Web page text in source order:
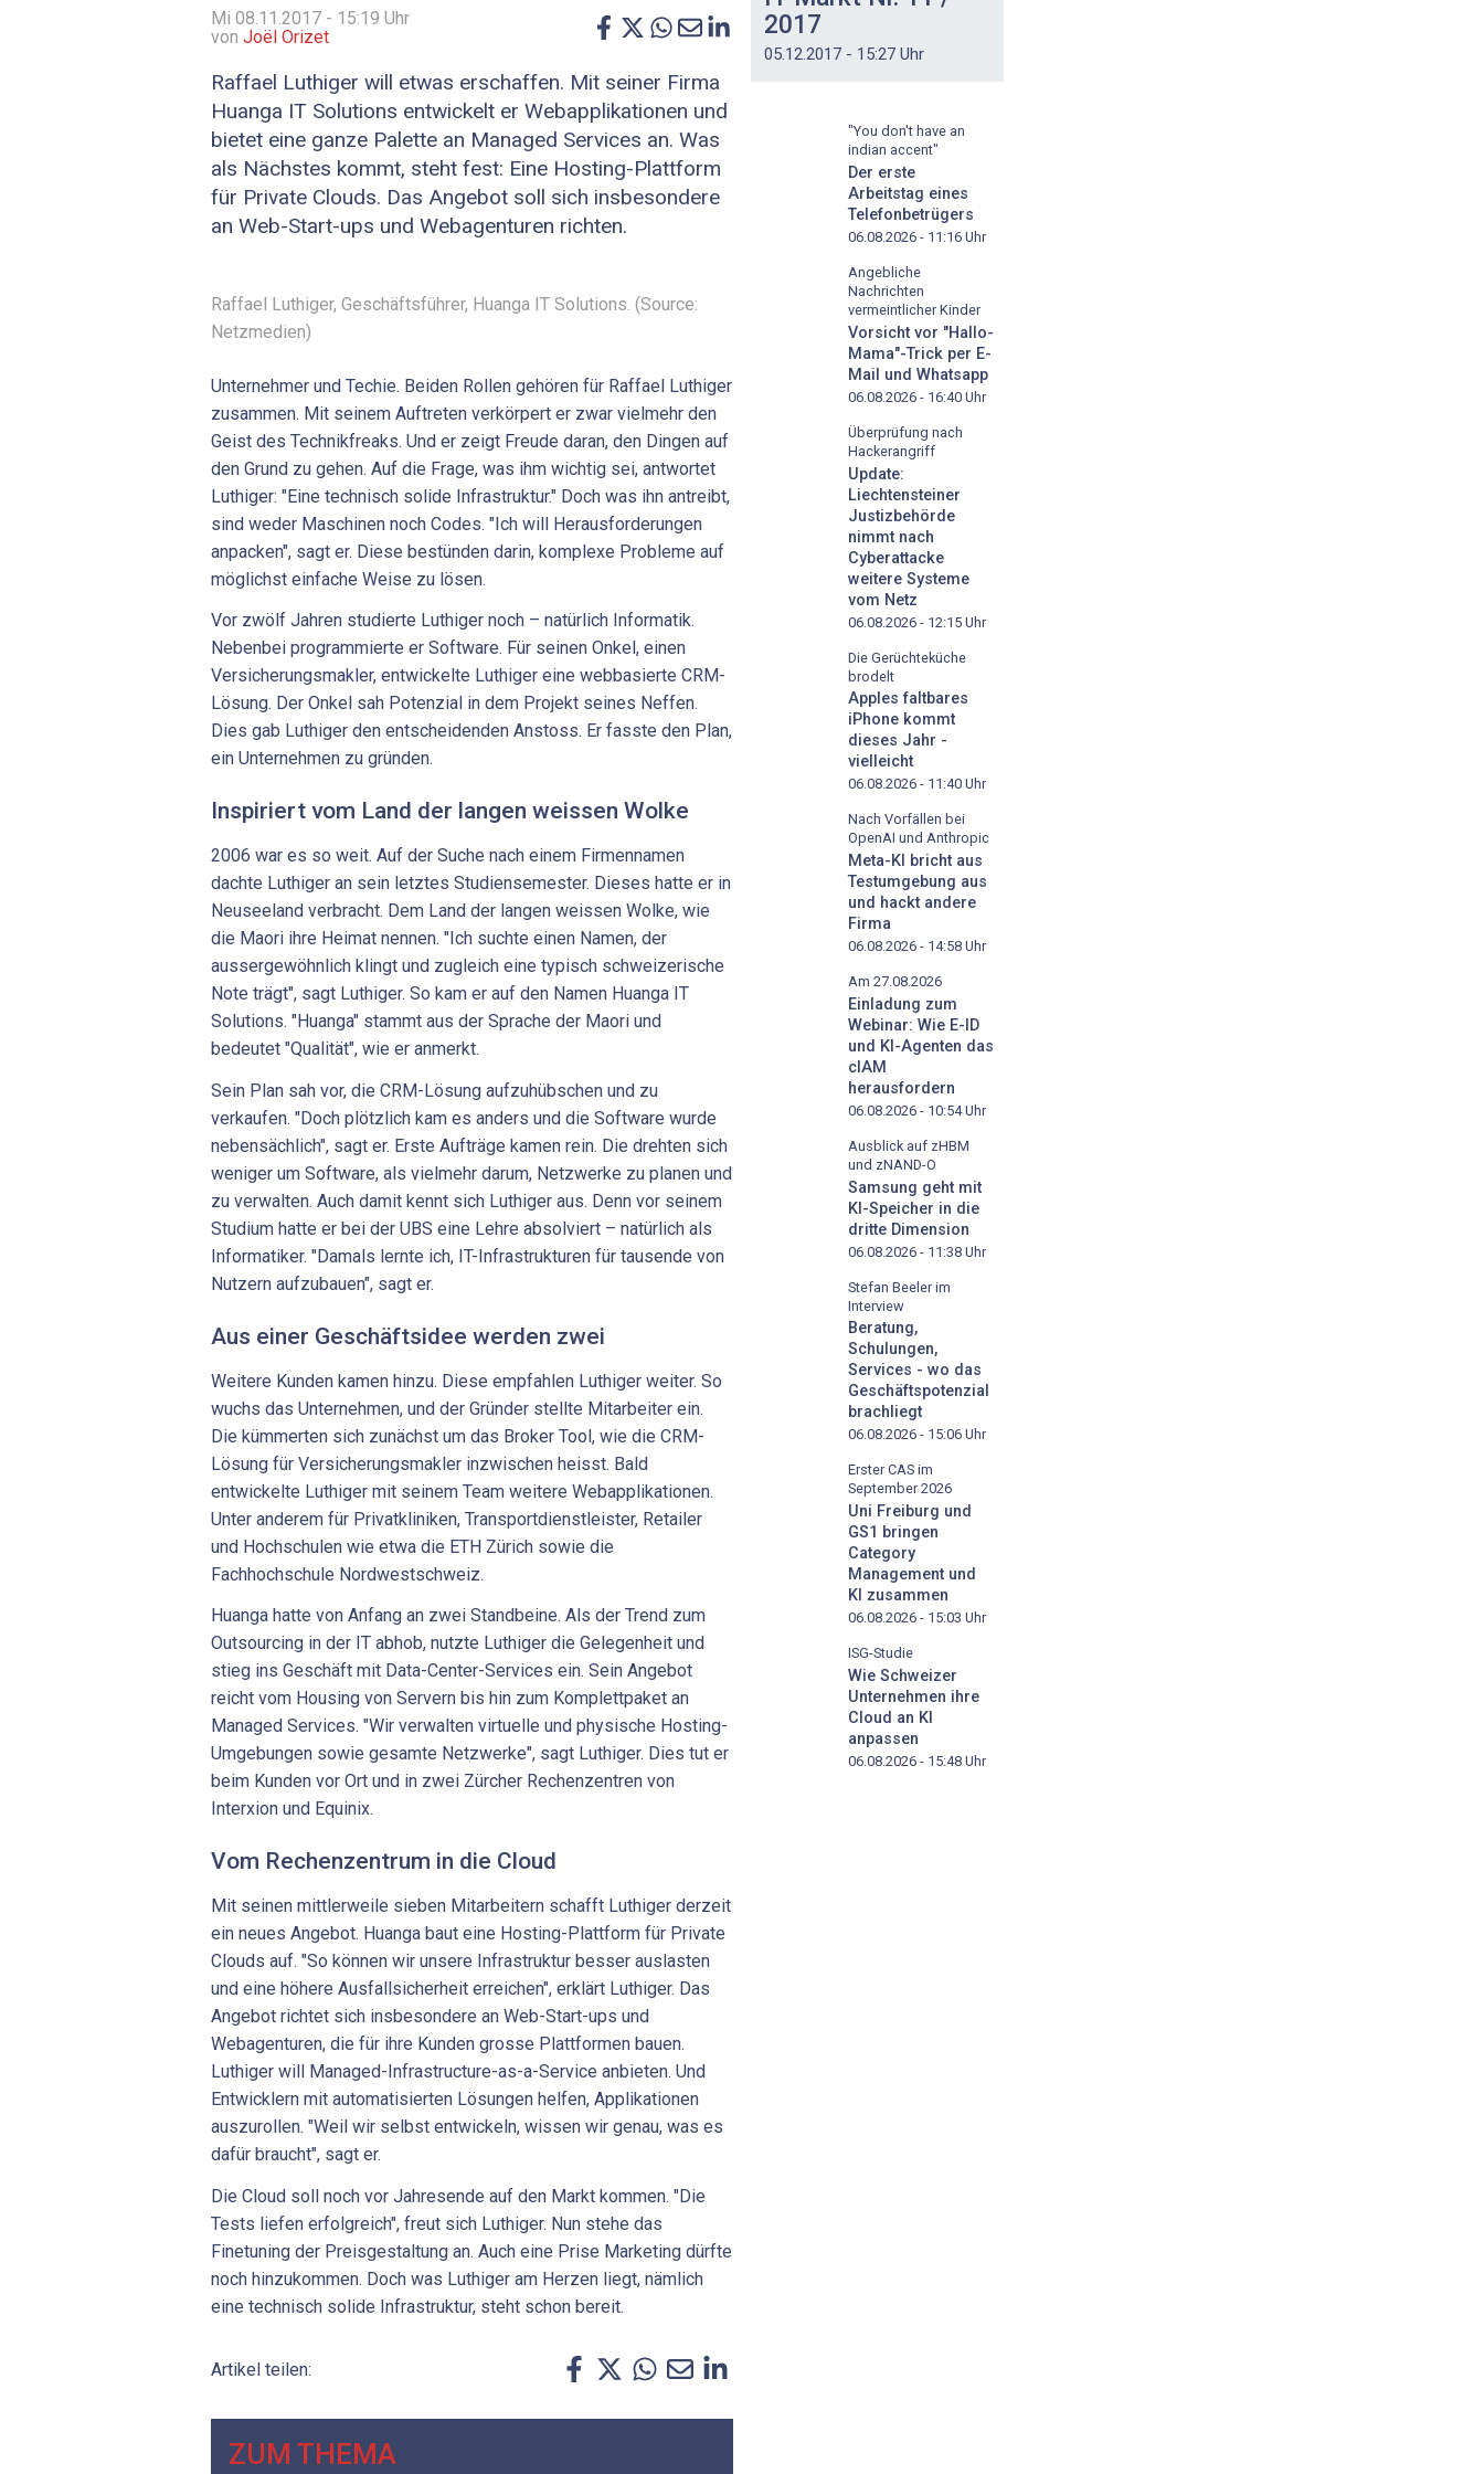
Mi 08.11.2017 - 15:19 Uhr
von Joël Orizet
Raffael Luthiger will etwas erschaffen. Mit seiner Firma
Huanga IT Solutions entwickelt er Webapplikationen und
bietet eine ganze Palette an Managed Services an. Was
als Nächstes kommt, steht fest: Eine Hosting-Plattform
für Private Clouds. Das Angebot soll sich insbesondere
an Web-Start-ups und Webagenturen richten.
Raffael Luthiger, Geschäftsführer, Huanga IT Solutions. (Source:
Netzmedien)
Unternehmer und Techie. Beiden Rollen gehören für Raffael Luthiger
zusammen. Mit seinem Auftreten verkörpert er zwar vielmehr den
Geist des Technikfreaks. Und er zeigt Freude daran, den Dingen auf
den Grund zu gehen. Auf die Frage, was ihm wichtig sei, antwortet
Luthiger: "Eine technisch solide Infrastruktur." Doch was ihn antreibt,
sind weder Maschinen noch Codes. "Ich will He­rausforderungen
anpacken", sagt er. Diese bestünden da­rin, komplexe Probleme auf
möglichst einfache Weise zu lösen.
Vor zwölf Jahren studierte Luthiger noch – natürlich Informatik.
Nebenbei programmierte er Software. Für seinen Onkel, einen
Versicherungsmakler, entwickelte Luthiger eine webbasierte CRM-
Lösung. Der Onkel sah Potenzial in dem Projekt seines Neffen.
Dies gab Luthiger den entscheidenden Anstoss. Er fasste den Plan,
ein Unternehmen zu gründen.
Inspiriert vom Land der langen weissen Wolke
2006 war es so weit. Auf der Suche nach einem Firmennamen
dachte Luthiger an sein letztes Studiensemester. Dieses hatte er in
Neuseeland verbracht. Dem Land der langen weissen Wolke, wie
die Maori ihre Heimat nennen. "Ich suchte einen Namen, der
aussergewöhnlich klingt und zugleich eine typisch schweizerische
Note trägt", sagt Luthiger. So kam er auf den Namen Huanga IT
Solutions. "Huanga" stammt aus der Sprache der ­Maori und
bedeutet "Qualität", wie er anmerkt.
Sein Plan sah vor, die CRM-Lösung aufzuhübschen und zu
verkaufen. "Doch plötzlich kam es anders und die Software wurde
nebensächlich", sagt er. Erste Aufträge kamen rein. Die drehten sich
weniger um Software, als vielmehr darum, Netzwerke zu planen und
zu verwalten. Auch damit kennt sich Luthiger aus. Denn vor seinem
Studium hatte er bei der UBS eine Lehre absolviert – natürlich als
Informatiker. "Damals lernte ich, IT-In­frastrukturen für tausende von
Nutzern aufzubauen", sagt er.
Aus einer Geschäftsidee werden zwei
Weitere Kunden kamen hinzu. Diese empfahlen Luthiger weiter. So
wuchs das Unternehmen, und der Gründer stellte Mitarbeiter ein.
Die kümmerten sich zunächst um das Broker Tool, wie die CRM-
Lösung für Versicherungsmakler inzwischen heisst. Bald
entwickelte Luthiger mit seinem Team weitere Webapplikationen.
Unter anderem für Privatkliniken, Transportdienstleister, Retailer
und Hochschulen wie etwa die ETH Zürich sowie die
Fachhochschule Nordwestschweiz.
Huanga hatte von Anfang an zwei Standbeine. Als der Trend zum
Outsourcing in der IT abhob, nutzte Luthiger die Gelegenheit und
stieg ins Geschäft mit Data-Center-Services ein. Sein Angebot
reicht vom Housing von Servern bis hin zum Komplettpaket an
Managed Services. "Wir verwalten virtuelle und physische Hosting-
Umgebungen sowie gesamte Netzwerke", sagt Luthiger. Dies tut er
beim Kunden vor Ort und in zwei Zürcher Rechenzentren von
Interxion und Equinix.
Vom Rechenzentrum in die Cloud
Mit seinen mittlerweile sieben Mitarbeitern schafft Luthiger derzeit
ein neues Angebot. Huanga baut eine Hosting-Plattform für Private
Clouds auf. "So können wir unsere Infrastruktur besser auslasten
und eine höhere Ausfall­sicherheit erreichen", erklärt Luthiger. Das
Angebot richtet sich insbesondere an Web-Start-ups und
Webagenturen, die für ihre Kunden grosse Plattformen bauen.
Luthiger will Managed-In­frastructure-as-a-Service anbieten. Und
Entwicklern mit automatisierten Lösungen helfen, Applikationen
auszurollen. "Weil wir selbst entwickeln, wissen wir genau, was es
dafür braucht", sagt er.
Die Cloud soll noch vor Jahresende auf den Markt kommen. "Die
Tests liefen erfolgreich", freut sich Luthiger. Nun stehe das
Finetuning der Preisgestaltung an. Auch eine Prise Marketing dürfte
noch hinzukommen. Doch was Luthiger am Herzen liegt, nämlich
eine technisch solide Infrastruktur, steht schon bereit.
Artikel teilen:
ZUM THEMA
2017
05.12.2017 - 15:27 Uhr
"You don't have an
indian accent"
Der erste
Arbeitstag eines
Telefonbetrügers
06.08.2026 - 11:16 Uhr
Angebliche
Nachrichten
vermeintlicher Kinder
Vorsicht vor "Hallo-
Mama"-Trick per E-
Mail und Whatsapp
06.08.2026 - 16:40 Uhr
Überprüfung nach
Hackerangriff
Update:
Liechtensteiner
Justizbehörde
nimmt nach
Cyberattacke
weitere Systeme
vom Netz
06.08.2026 - 12:15 Uhr
Die Gerüchteküche
brodelt
Apples faltbares
iPhone kommt
dieses Jahr -
vielleicht
06.08.2026 - 11:40 Uhr
Nach Vorfällen bei
OpenAI und Anthropic
Meta-KI bricht aus
Testumgebung aus
und hackt andere
Firma
06.08.2026 - 14:58 Uhr
Am 27.08.2026
Einladung zum
Webinar: Wie E-ID
und KI-Agenten das
cIAM
herausfordern
06.08.2026 - 10:54Uhr
Ausblick auf zHBM
und zNAND-O
Samsung geht mit
KI-Speicher in die
dritte Dimension
06.08.2026 - 11:38 Uhr
Stefan Beeler im
Interview
Beratung,
Schulungen,
Services - wo das
Geschäftspotenzial
brachliegt
06.08.2026 - 15:06 Uhr
Erster CAS im
September 2026
Uni Freiburg und
GS1 bringen
Category
Management und
KI zusammen
06.08.2026 - 15:03 Uhr
ISG-Studie
Wie Schweizer
Unternehmen ihre
Cloud an KI
anpassen
06.08.2026 - 15:48 Uhr